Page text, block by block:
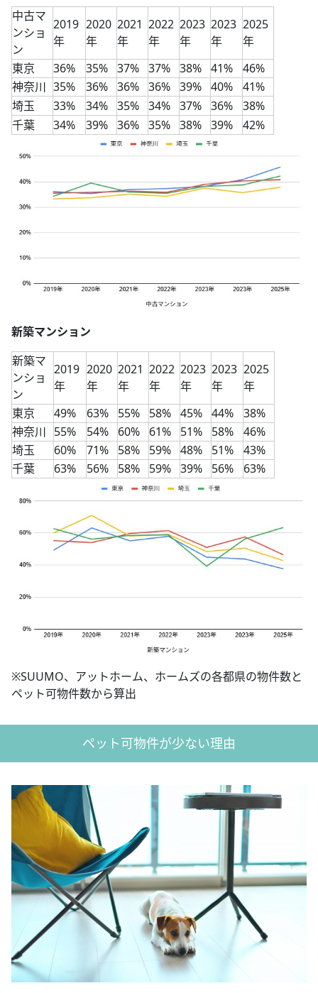
中古マ
ンショ
ン
2019
年
2020
年
2021
年
2022
年
2023
年
2023
年
2025
年
東京
36% 35% 37% 37% 38% 41%
46%
神奈川 35% 36% 36% 36% 39% 40%
41%
埼玉
33% 34% 35% 34% 37% 36%
38%
千葉
34% 39% 36% 35% 38% 39% 42%
新築マンション
新築マ
ンショ
ン
2019
年
2020
年
2021
年
2022
年
2023
年
2023
年
2025
年
東京
49% 63% 55% 58% 45% 44%
38%
神奈川 55% 54% 60% 61% 51% 58%
46%
埼玉
60% 71% 58% 59% 48% 51%
43%
千葉
63% 56% 58% 59% 39% 56% 63%
※SUUMO、アットホーム、ホームズの各都県の物件数と
ペット可物件数から算出
ペット可物件が少ない理由